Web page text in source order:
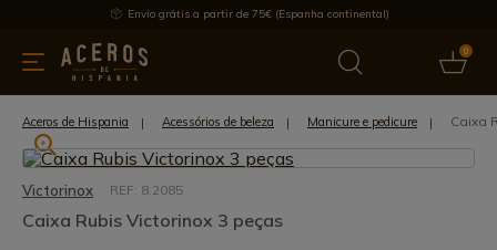
Envio grátis a partir de 75€ (Espanha continental)
0
& Utensílios de cozinha Oferece Últimas notícias
Aceros de Hispania Acessórios de beleza Manicure e pedicure Caixa
Victorinox REF: 8.2085
Caixa Rubis Victorinox 3 peças